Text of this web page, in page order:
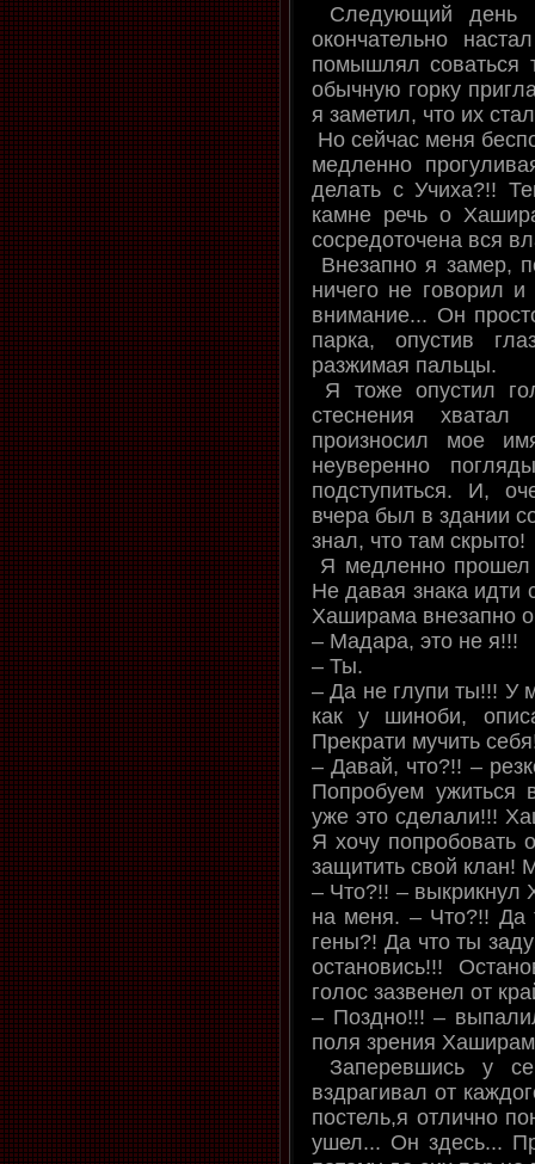
Следующий день
окончательно
помышлял соваться
обычную горку
я заметил, что их
Но сейчас меня
медленно
делать с Учиха?!!
камне речь о
сосредоточена вся
Внезапно я замер,
ничего не говорил
внимание... Он
парка, опустив
разжимая пальцы.
Я тоже опустил
стеснения
произносил мое
неуверенно
подступиться. И,
вчера был в здании
знал, что там скрыто!
Я медленно прошел
Не давая знака идти
Хаширама внезапно
– Мадара, это не я!!!
– Ты.
– Да не глупи ты!!! У
как у шиноби,
Прекрати мучить
– Давай, что?!! –
Попробуем
уже это сделали!!!
Я хочу попробовать
защитить свой клан!
– Что?!! –
на меня. – Что?!!
гены?! Да что ты
остановись!!!
голос зазвенел от
– Поздно!!! –
поля зрения
Заперевшись у
вздрагивал от
постель,я отлично
ушел... Он здесь...